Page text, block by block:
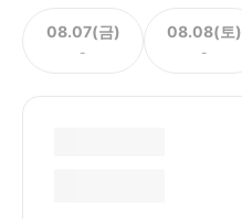
08.07(금)
-
08.08(토)
-